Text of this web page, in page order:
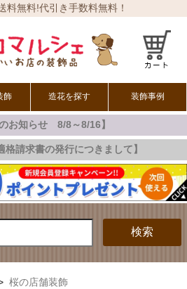
料無料!代引き手数料無料！
飾
ン
造花を探す 装飾事例
のお知らせ 8/8～8/16】
格請求書の発行につきまして】
検索
桜の店舗装飾